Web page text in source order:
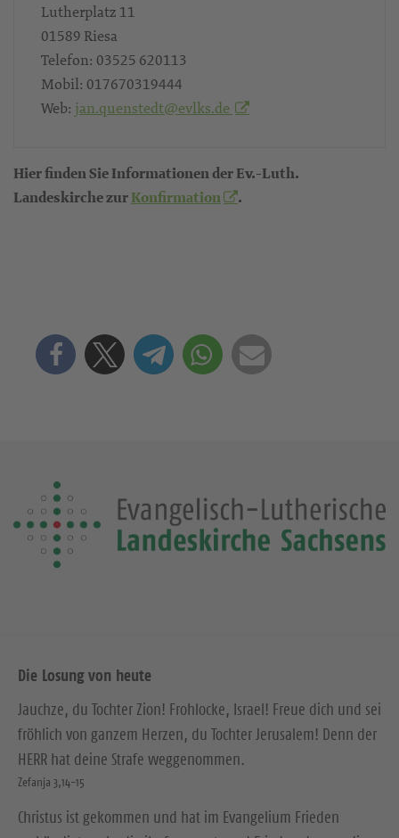
Lutherplatz 11
01589 Riesa
Telefon: 03525 620113
Mobil: 017670319444
Web: jan.quenstedt@evlks.de
Hier finden Sie Informationen der Ev.-Luth.
Landeskirche zurKonfirmation .
Die Losung von heute
Jauchze, du Tochter Zion! Frohlocke, Israel! Freue dich und sei
fröhlich von ganzem Herzen, du Tochter Jerusalem! Denn der
HERR hat deine Strafe weggenommen.
Zefanja 3,14-15
Christus ist gekommen und hat im Evangelium Frieden